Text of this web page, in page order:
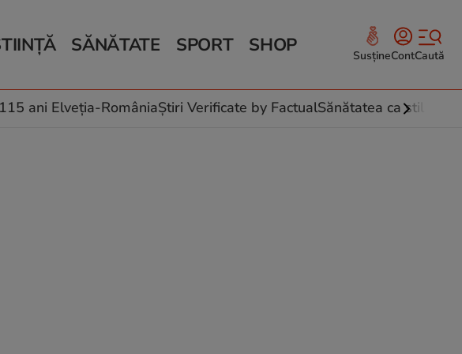
climatice
SĂNĂTATE
Relații
Rețete culinare
SPORT SHOP SusțineContCaută
115 ani Elveția-RomâniaȘtiri Verificate by FactualSănătatea ca stil de